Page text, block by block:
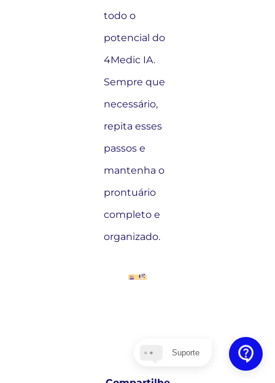
todo o
potencial do
4Medic IA.
Sempre que
necessário,
repita esses
passos e
mantenha o
prontuário
completo e
organizado.
Suporte